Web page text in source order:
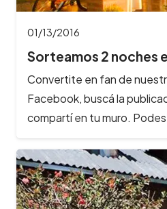
01/13/2016
Sorteamos 2 noches
Convertite en fan de
Facebook, buscá la
compartí en tu muro.